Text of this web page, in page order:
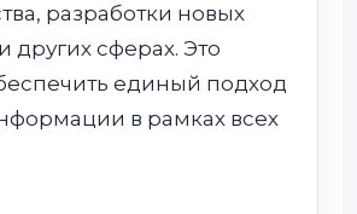
разработки новых
других сферах. Это
единый подход
в рамках всех